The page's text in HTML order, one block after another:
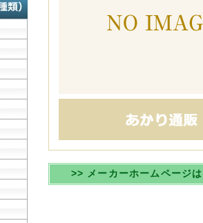
>> メーカーホームページ